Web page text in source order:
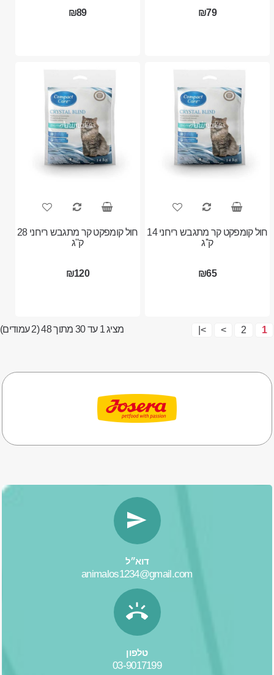
₪79
₪89
חול קומפקט קר מתגבש ריחני 14
ק''ג
₪65
חול קומפקט קר מתגבש ריחני 28
ק''ג
₪120
1
2
>
>| מציג 1 עד 30 מתוך 48 (2 עמודים)
דוא״ל
animalos1234@gmail.com
טלפון
03-9017199